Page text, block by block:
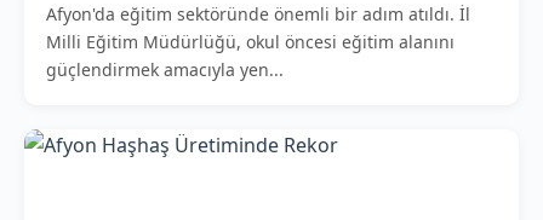
Afyon'da eğitim sektöründe önemli bir adım atıldı. İl
Milli Eğitim Müdürlüğü, okul öncesi eğitim alanını
güçlendirmek amacıyla yen...